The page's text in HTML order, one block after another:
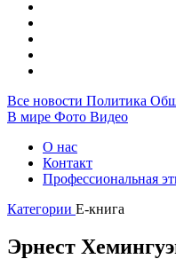
Все новости Политика
В мире Фото Видео
О нас
Контакт
Профессиональная
Категории E-книга
Эрнест